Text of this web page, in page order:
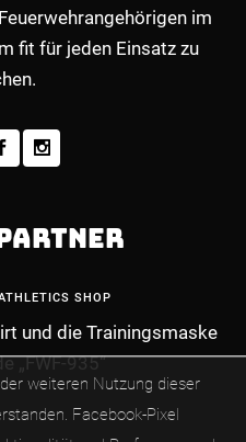
weiteren Nutzung dieser
Facebook-Pixel
im
fit für jeden Einsatz zu
SHOP
und die Trainingsmaske
„FWF-935“